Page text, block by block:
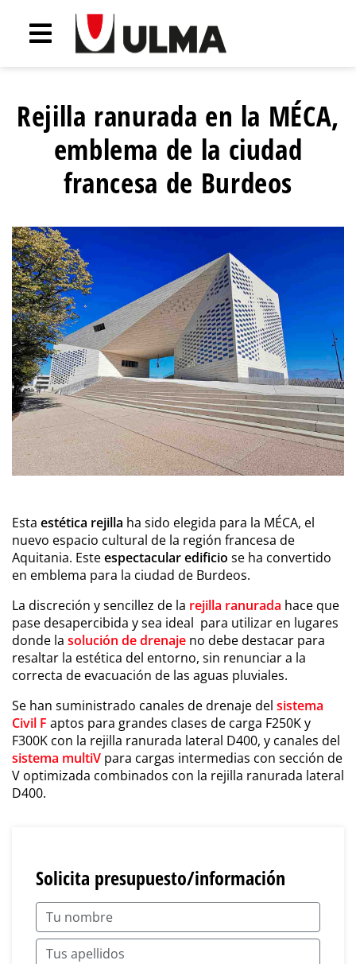
Rejilla ranurada en la MÉCA,
emblema de la ciudad
francesa de Burdeos
Esta estética rejilla ha sido elegida para la MÉCA, el
nuevo espacio cultural de la región francesa de
Aquitania. Esteespectacular edificio se ha convertido
en emblema para la ciudad de Burdeos.
La discreción y sencillez de la rejilla ranurada hace que
pase desapercibida y sea ideal para utilizar en lugares
donde la solución de drenaje no debe destacar para
resaltar la estética del entorno, sin renunciar a la
correcta de evacuación de las aguas pluviales.
Se han suministrado canales de drenaje del sistema
Civil F aptos para grandes clases de carga F250K y
F300K con la rejilla ranurada lateral D400, y canales del
sistema multiV para cargas intermedias con sección de
V optimizada combinados con la rejilla ranurada lateral
D400.
Solicita presupuesto/información